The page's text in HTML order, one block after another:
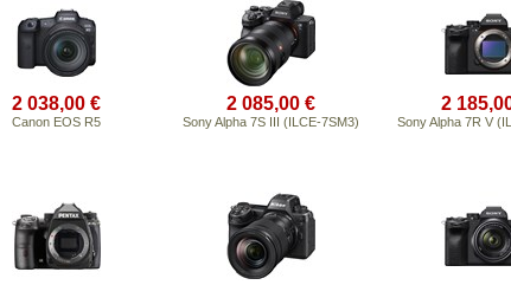
2 038,00 €
Canon EOS R5
2 085,00 €
Sony Alpha 7S III (ILCE-7SM3)
2
Sony Alpha 7R V